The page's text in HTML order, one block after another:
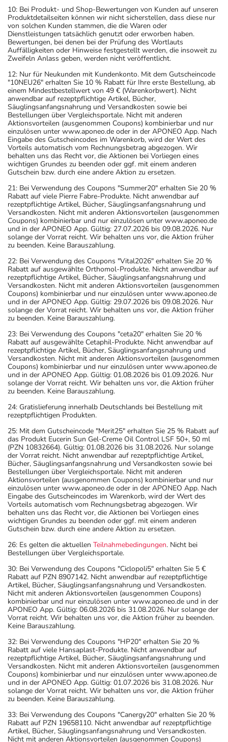
Wechselwirkungen auftreten. Sie sollten deswegen
generell vor der Behandlung mit einem neuen
Arzneimittel jedes andere, das Sie bereits anwenden,
dem Arzt oder Apotheker angeben. Das gilt auch für
Arzneimittel, die Sie selbst kaufen, nur gelegentlich
zurückliegt.
Bitte verwenden Sie dieses Arzneimittel nicht mehr nach
dem auf der Packung oder der Umverpackung
angegebenen Verfallsdatum. Das Verfallsdatum bezieht
sich auf den letzten Tag des angegebenen Monats.
10: Bei Produkt- und Shop-Bewertungen von Kunden auf unseren
Produktdetailseiten können wir nicht sicherstellen, dass diese nur
von solchen Kunden stammen, die die Waren oder
Dienstleistungen tatsächlich genutzt oder erworben haben.
Bewertungen, bei denen bei der Prüfung des Wortlauts
Auffälligkeiten oder Hinweise festgestellt werden, die insoweit zu
Zweifeln Anlass geben, werden nicht veröffentlicht.
12: Nur für Neukunden mit Kundenkonto. Mit dem Gutscheincode
"10NEU26" erhalten Sie 10 % Rabatt für Ihre erste Bestellung, ab
einem Mindestbestellwert von 49 € (Warenkorbwert). Nicht
anwendbar auf rezeptpflichtige Artikel, Bücher,
Säuglingsanfangsnahrung und Versandkosten sowie bei
Bestellungen über Vergleichsportale. Nicht mit anderen
Aktionsvorteilen (ausgenommen Coupons) kombinierbar und nur
einzulösen unter www.aponeo.de oder in der APONEO App. Nach
Eingabe des Gutscheincodes im Warenkorb, wird der Wert des
Vorteils automatisch vom Rechnungsbetrag abgezogen. Wir
behalten uns das Recht vor, die Aktionen bei Vorliegen eines
wichtigen Grundes zu beenden oder ggf. mit einem anderen
Gutschein bzw. durch eine andere Aktion zu ersetzen.
21: Bei Verwendung des Coupons "Summer20" erhalten Sie 20 %
Rabatt auf viele Pierre Fabre-Produkte. Nicht anwendbar auf
rezeptpflichtige Artikel, Bücher, Säuglingsanfangsnahrung und
Versandkosten. Nicht mit anderen Aktionsvorteilen (ausgenommen
Coupons) kombinierbar und nur einzulösen unter www.aponeo.de
und in der APONEO App. Gültig: 27.07.2026 bis 09.08.2026. Nur
solange der Vorrat reicht. Wir behalten uns vor, die Aktion früher
zu beenden. Keine Barauszahlung.
22: Bei Verwendung des Coupons "Vital2026" erhalten Sie 20 %
Rabatt auf ausgewählte Orthomol-Produkte. Nicht anwendbar auf
rezeptpflichtige Artikel, Bücher, Säuglingsanfangsnahrung und
Versandkosten. Nicht mit anderen Aktionsvorteilen (ausgenommen
Coupons) kombinierbar und nur einzulösen unter www.aponeo.de
und in der APONEO App. Gültig: 29.07.2026 bis 09.08.2026. Nur
solange der Vorrat reicht. Wir behalten uns vor, die Aktion früher
zu beenden. Keine Barauszahlung.
23: Bei Verwendung des Coupons "ceta20" erhalten Sie 20 %
Rabatt auf ausgewählte Cetaphil-Produkte. Nicht anwendbar auf
rezeptpflichtige Artikel, Bücher, Säuglingsanfangsnahrung und
Versandkosten. Nicht mit anderen Aktionsvorteilen (ausgenommen
Coupons) kombinierbar und nur einzulösen unter www.aponeo.de
und in der APONEO App. Gültig: 01.08.2026 bis 01.09.2026. Nur
solange der Vorrat reicht. Wir behalten uns vor, die Aktion früher
zu beenden. Keine Barauszahlung.
24: Gratislieferung innerhalb Deutschlands bei Bestellung mit
rezeptpflichtigen Produkten.
25: Mit dem Gutscheincode "Merit25" erhalten Sie 25 % Rabatt auf
das Produkt Eucerin Sun Gel-Creme Oil Control LSF 50+, 50 ml
(PZN 10832664). Gültig: 01.08.2026 bis 31.08.2026. Nur solange
der Vorrat reicht. Nicht anwendbar auf rezeptpflichtige Artikel,
Bücher, Säuglingsanfangsnahrung und Versandkosten sowie bei
Bestellungen über Vergleichsportale. Nicht mit anderen
Aktionsvorteilen (ausgenommen Coupons) kombinierbar und nur
einzulösen unter www.aponeo.de oder in der APONEO App. Nach
Eingabe des Gutscheincodes im Warenkorb, wird der Wert des
Vorteils automatisch vom Rechnungsbetrag abgezogen. Wir
behalten uns das Recht vor, die Aktionen bei Vorliegen eines
wichtigen Grundes zu beenden oder ggf. mit einem anderen
Gutschein bzw. durch eine andere Aktion zu ersetzen.
26: Es gelten die aktuellen Teilnahmebedingungen. Nicht bei
Bestellungen über Vergleichsportale.
30: Bei Verwendung des Coupons "Ciclopoli5" erhalten Sie 5 €
Rabatt auf PZN 8907142. Nicht anwendbar auf rezeptpflichtige
Artikel, Bücher, Säuglingsanfangsnahrung und Versandkosten.
Nicht mit anderen Aktionsvorteilen (ausgenommen Coupons)
kombinierbar und nur einzulösen unter www.aponeo.de und in der
APONEO App. Gültig: 06.08.2026 bis 31.08.2026. Nur solange der
Vorrat reicht. Wir behalten uns vor, die Aktion früher zu beenden.
Keine Barauszahlung.
32: Bei Verwendung des Coupons "HP20" erhalten Sie 20 %
Rabatt auf viele Hansaplast-Produkte. Nicht anwendbar auf
rezeptpflichtige Artikel, Bücher, Säuglingsanfangsnahrung und
Versandkosten. Nicht mit anderen Aktionsvorteilen (ausgenommen
Coupons) kombinierbar und nur einzulösen unter www.aponeo.de
und in der APONEO App. Gültig: 01.07.2026 bis 31.08.2026. Nur
solange der Vorrat reicht. Wir behalten uns vor, die Aktion früher
zu beenden. Keine Barauszahlung.
33: Bei Verwendung des Coupons "Canergy20" erhalten Sie 20 %
Rabatt auf PZN 19658110. Nicht anwendbar auf rezeptpflichtige
Artikel, Bücher, Säuglingsanfangsnahrung und Versandkosten.
Nicht mit anderen Aktionsvorteilen (ausgenommen Coupons)